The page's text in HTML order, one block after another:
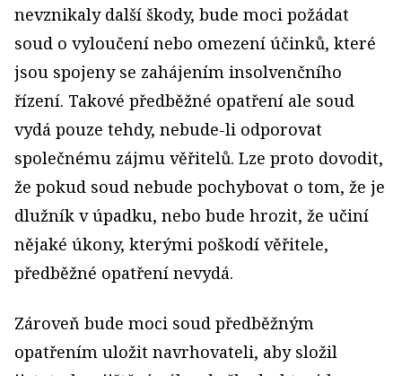
nevznikaly další škody, bude moci požádat
soud o vyloučení nebo omezení účinků, které
jsou spojeny se zahájením insolvenčního
řízení. Takové předběžné opatření ale soud
vydá pouze tehdy, nebude-li odporovat
společnému zájmu věřitelů. Lze proto dovodit,
že pokud soud nebude pochybovat o tom, že je
dlužník v úpadku, nebo bude hrozit, že učiní
nějaké úkony, kterými poškodí věřitele,
předběžné opatření nevydá.
Zároveň bude moci soud předběžným
opatřením uložit navrhovateli, aby složil